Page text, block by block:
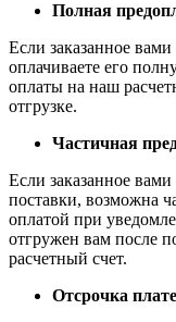
Полная
Если заказанное
оплачиваете его
оплаты на наш
отгрузке.
Частичная
Если заказанное
поставки, возможна
оплатой при
отгружен вам после
расчетный счет.
Отсрочка